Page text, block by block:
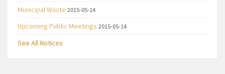
Municipal Waste 2015-05-14
Upcoming Public Meetings 2015-05-14
See All Notices